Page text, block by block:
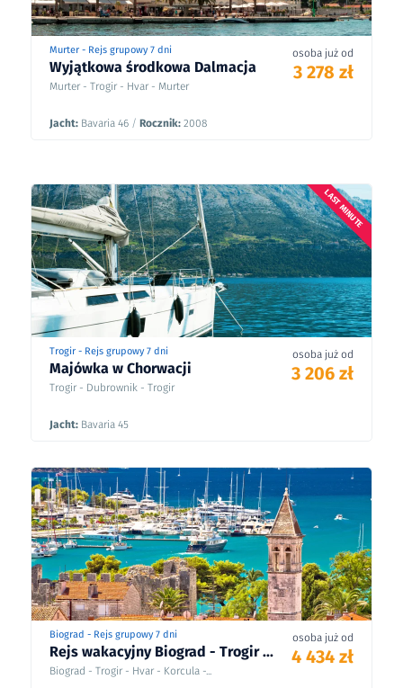
Murter - Rejs grupowy 7 dni
Wyjątkowa środkowa Dalmacja
Murter - Trogir - Hvar - Murter
Jacht: Bavaria 46 / Rocznik: 2008
osoba już od
3 278 zł
LAST MINUTE
Trogir - Rejs grupowy 7 dni
Majówka w Chorwacji
Trogir - Dubrownik - Trogir
Jacht: Bavaria 45
osoba już od
3 206 zł
Biograd - Rejs grupowy 7 dni
Rejs wakacyjny Biograd - Trogir ...
Biograd - Trogir - Hvar - Korcula -...
osoba już od
4 434 zł